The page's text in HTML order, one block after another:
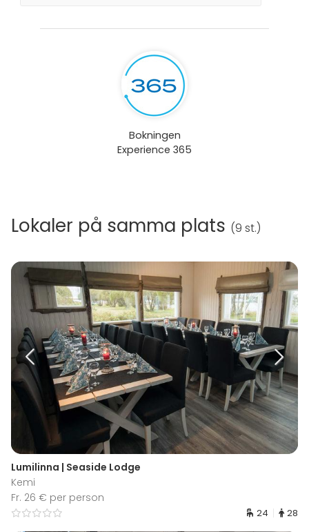
Bokningen
Experience 365
Lokaler på samma plats (9 st.)
Lumilinna | Seaside Lodge
Kemi
Fr. 26 € per person
24 28